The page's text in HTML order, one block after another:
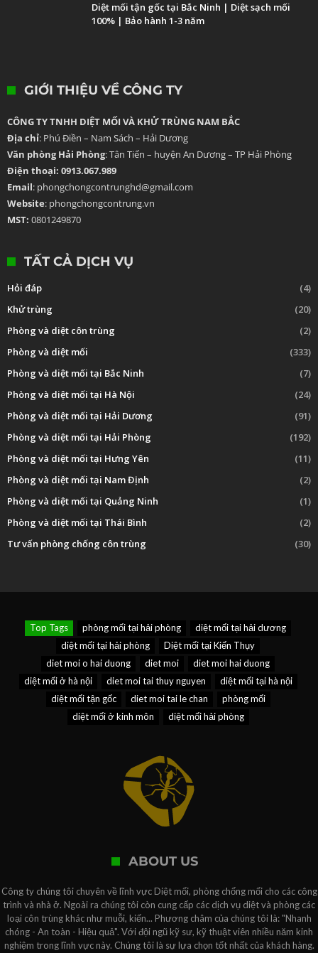
Diệt mối tận gốc tại Bắc Ninh | Diệt sạch mối
100% | Bảo hành 1-3 năm
GIỚI THIỆU VỀ CÔNG TY
CÔNG TY TNHH DIỆT MỐI VÀ KHỬ TRÙNG NAM BẮC
Địa chỉ: Phú Điền – Nam Sách – Hải Dương
Văn phòng Hải Phòng: Tân Tiến – huyện An Dương – TP Hải Phòng
Điện thoại: 0913.067.989
Email: phongchongcontrunghd@gmail.com
Website: phongchongcontrung.vn
MST: 0801249870
TẤT CẢ DỊCH VỤ
Hỏi đáp
(4)
Khử trùng
(20)
Phòng và diệt côn trùng
(2)
Phòng và diệt mối
(333)
Phòng và diệt mối tại Bắc Ninh
(7)
Phòng và diệt mối tại Hà Nội
(24)
Phòng và diệt mối tại Hải Dương
(91)
Phòng và diệt mối tại Hải Phòng
(192)
Phòng và diệt mối tại Hưng Yên
(11)
Phòng và diệt mối tại Nam Định
(2)
Phòng và diệt mối tại Quảng Ninh
(1)
Phòng và diệt mối tại Thái Bình
(2)
Tư vấn phòng chống côn trùng
(30)
Top Tags phòng mối tại hải phòng
diệt mối tại hải dương
diệt mối tại hải phòng
Diệt mối tại Kiến Thụy
diet moi o hai duong
diet moi
diet moi hai duong
diệt mối ở hà nội
diet moi tai thuy nguyen
diệt mối tại hà nội
diệt mối tận gốc
diet moi tai le chan
phòng mối
diệt mối ở kinh môn
diệt mối hải phòng
ABOUT US
Công ty chúng tôi chuyên về lĩnh vực Diệt mối, phòng chống mối cho các công
trình và nhà ở. Ngoài ra chúng tôi còn cung cấp các dịch vụ diệt và phòng các
loại côn trùng khác như muỗi, kiến... Phương châm của chúng tôi là: "Nhanh
chóng - An toàn - Hiệu quả". Với đội ngũ kỹ sư, kỹ thuật viên nhiều năm kinh
nghiệm trong lĩnh vực này. Chúng tôi là sự lựa chọn tốt nhất của khách hàng.